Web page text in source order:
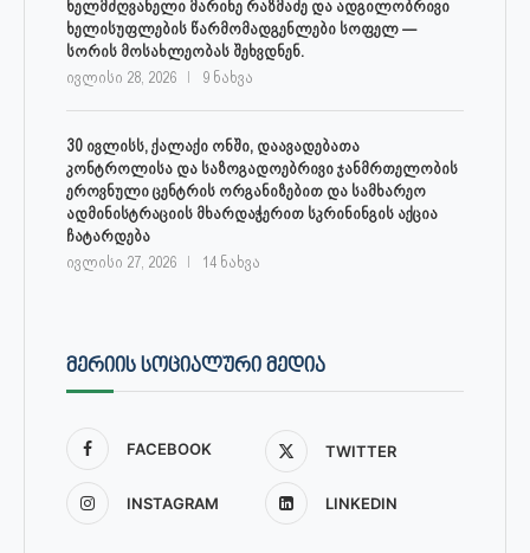
ხელმძღვანელი მარინე რაზმაძე და ადგილობრივი
ხელისუფლების წარმომადგენლები სოფელ —
სორის მოსახლეობას შეხვდნენ.
ივლისი 28, 2026 9 ნახვა
30 ივლისს, ქალაქი ონში, დაავადებათა
კონტროლისა და საზოგადოებრივი ჯანმრთელობის
ეროვნული ცენტრის ორგანიზებით და სამხარეო
ადმინისტრაციის მხარდაჭერით სკრინინგის აქცია
ჩატარდება
ივლისი 27, 2026 14 ნახვა
ᲛᲔᲠᲘᲘᲡ ᲡᲝᲪᲘᲐᲚᲣᲠᲘ ᲛᲔᲓᲘᲐ
FACEBOOK TWITTER
INSTAGRAM LINKEDIN